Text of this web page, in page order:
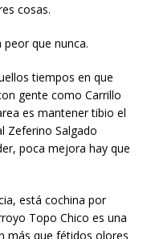
cosas.
que nunca.
tiempos en que
gente como Carrillo
es mantener tibio el
Zeferino Salgado
poca mejora hay que
está cochina por
Topo Chico es una
más que fétidos olores